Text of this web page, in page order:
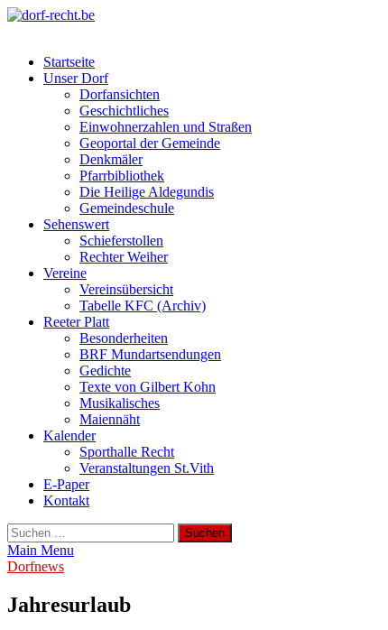
Skip
Startseite
Unser Dorf
Dorfansichten
Geschichtliches
Einwohnerzahlen und Straßen
Geoportal der Gemeinde
Denkmäler
Pfarrbibliothek
Die Heilige Aldegundis
Gemeindeschule
Sehenswert
Schieferstollen
Rechter Weiher
Vereine
Vereinsübersicht
Tabelle KFC (Archiv)
Reeter Platt
Besonderheiten
BRF Mundartsendungen
Gedichte
Texte von Gilbert Kohn
Musikalisches
Maiennäht
Kalender
Sporthalle Recht
Veranstaltungen St.Vith
E-Paper
Kontakt
Suchen
nach:
Main Menu
Dorfnews
Jahresurlaub